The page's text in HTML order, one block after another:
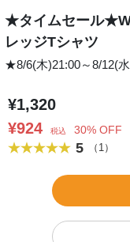
★タイムセール
レッジTシャツ
★8/6(木)21:00～8/12(
¥1,320
¥924
税込 30% OFF
5 （1）